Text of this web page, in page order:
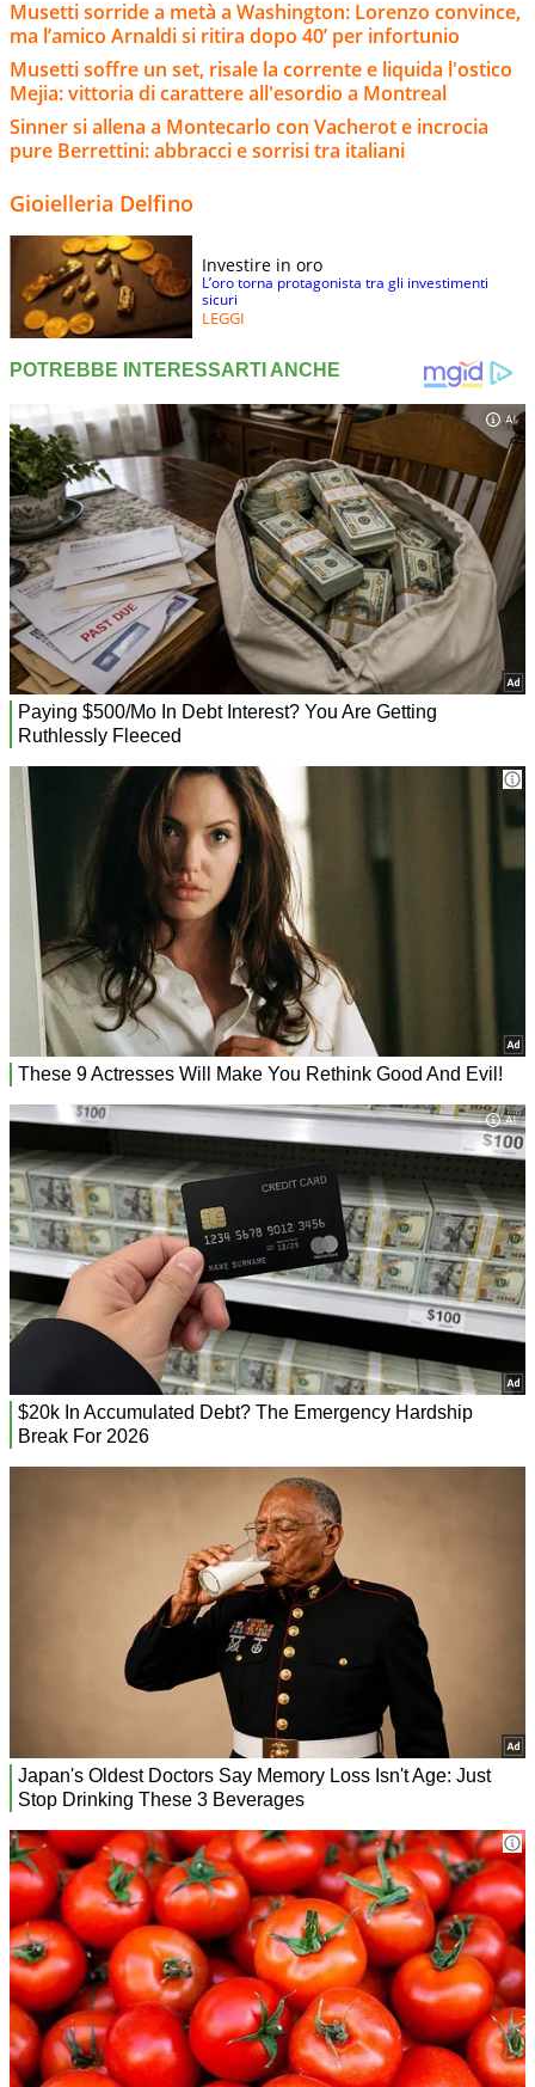
Musetti sorride a metà a Washington: Lorenzo convince,
ma l’amico Arnaldi si ritira dopo 40’ per infortunio
Musetti soffre un set, risale la corrente e liquida l'ostico
Mejia: vittoria di carattere all'esordio a Montreal
Sinner si allena a Montecarlo con Vacherot e incrocia
pure Berrettini: abbracci e sorrisi tra italiani
Gioielleria Delfino
Investire in oro
L’oro torna protagonista tra gli investimenti
sicuri
LEGGI